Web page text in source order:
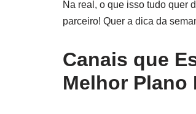
Na real, o que isso tudo quer
parceiro! Quer a dica da
Canais que
Melhor Plano